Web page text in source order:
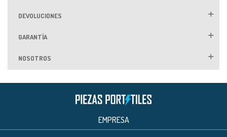
DEVOLUCIONES
GARANTÍA
NOSOTROS
EMPRESA